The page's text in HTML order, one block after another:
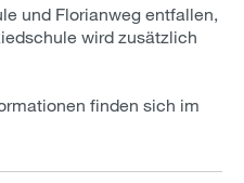
und Florianweg entfallen,
wird zusätzlich
finden sich im